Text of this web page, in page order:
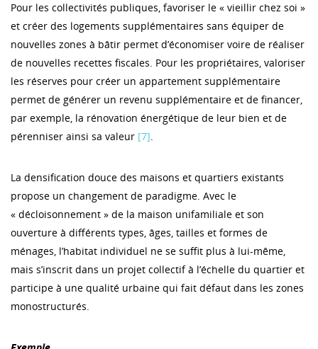
Pour les collectivités publiques, favoriser le « vieillir chez soi »
et créer des logements supplémentaires sans équiper de
nouvelles zones à bâtir permet d’économiser voire de réaliser
de nouvelles recettes fiscales. Pour les propriétaires, valoriser
les réserves pour créer un appartement supplémentaire
permet de générer un revenu supplémentaire et de financer,
par exemple, la rénovation énergétique de leur bien et de
pérenniser ainsi sa valeur [7].
La densification douce des maisons et quartiers existants
propose un changement de paradigme. Avec le
« décloisonnement » de la maison unifamiliale et son
ouverture à différents types, âges, tailles et formes de
ménages, l’habitat individuel ne se suffit plus à lui-même,
mais s’inscrit dans un projet collectif à l’échelle du quartier et
participe à une qualité urbaine qui fait défaut dans les zones
monostructurés.